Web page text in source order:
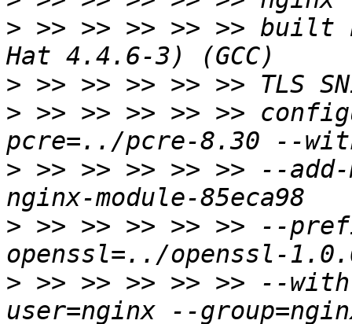
> >> >> >> >> >> built
>
> >> >> >> >> >>
> >> >> >> >> >> --
> >> >> >> >> >> --
> >> >> >> >> >> --